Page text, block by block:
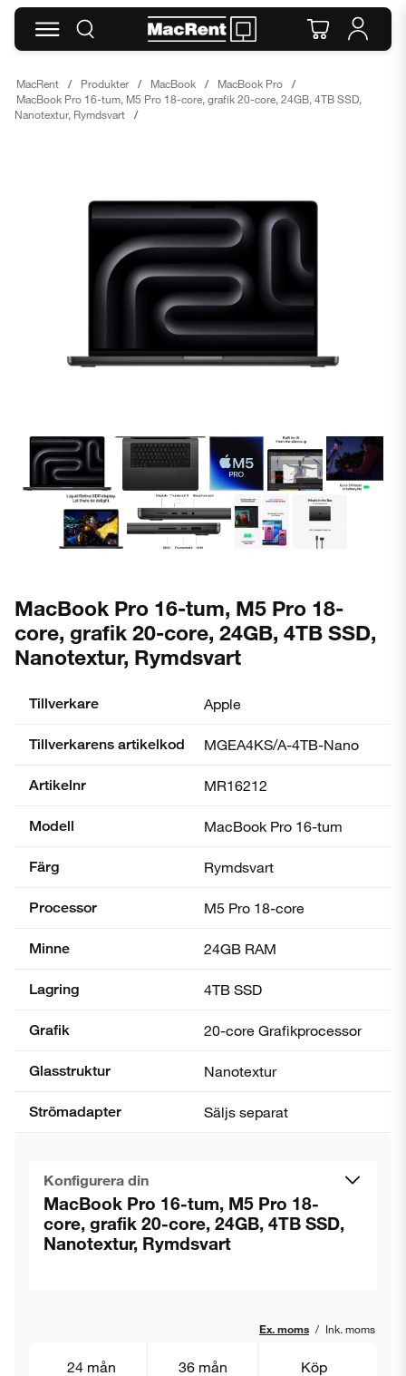
MacRent Produkter MacBook
MacBook Pro
MacBook Pro 16-tum, M5 Pro 18-core, grafik 20-core, 24GB, 4TB SSD,
Nanotextur, Rymdsvart
MacBook Pro 16-tum, M5 Pro 18-
core, grafik 20-core, 24GB, 4TB SSD,
Nanotextur, Rymdsvart
Tillverkare Apple
Tillverkarens artikelkod MGEA4KS/A-4TB-Nano
Artikelnr MR16212
Modell MacBook Pro 16-tum
Färg Rymdsvart
Processor M5 Pro 18-core
Minne 24GB RAM
Lagring 4TB SSD
Grafik 20-core Grafik­processor
Glasstruktur Nanotextur
Strömadapter Säljs separat
Konfigurera din
MacBook Pro 16-tum, M5 Pro 18-
core, grafik 20-core, 24GB, 4TB SSD,
Nanotextur, Rymdsvart
Ex. moms / Ink. moms
24 mån 36 mån Köp